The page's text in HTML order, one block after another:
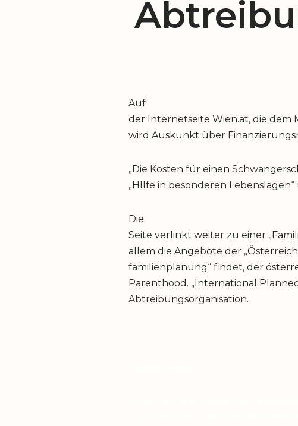
Auf
der Internetseite Wien.at, die dem
wird Auskunkt über
„Die Kosten für einen
„HIlfe in besonderen
Die
Seite verlinkt weiter zu einer
allem die Angebote der
familienplanung“ findet, der
Parenthood. „International
Abtreibungsorganisation.